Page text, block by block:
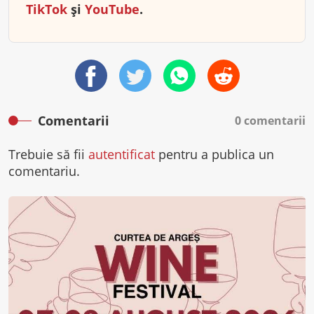
TikTok și YouTube.
Comentarii 0 comentarii
Trebuie să fii autentificat pentru a publica un
comentariu.